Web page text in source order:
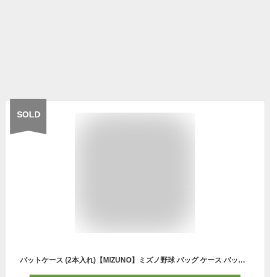
SOLD
バットケース (2本入れ)【MIZUNO】ミズノ野球 バッグ ケース バットケース(1FJT8042)